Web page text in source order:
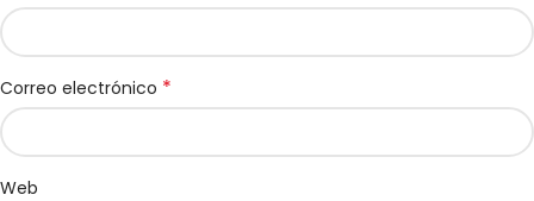
Correo electrónico *
Web